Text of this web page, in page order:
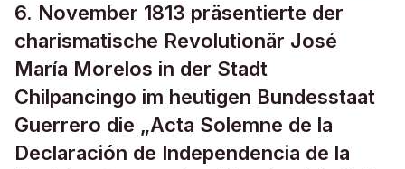
6. November 1813 präsentierte der
charismatische Revolutionär José
María Morelos in der Stadt
Chilpancingo im heutigen Bundesstaat
Guerrero die „Acta Solemne de la
Declaración de Independencia de la